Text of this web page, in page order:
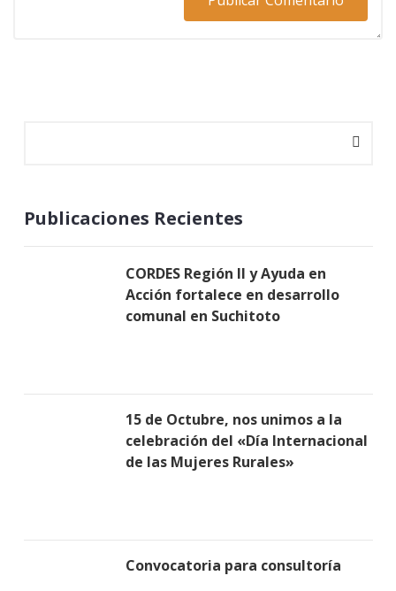
Publicaciones Recientes
CORDES Región II y Ayuda en
Acción fortalece en desarrollo
comunal en Suchitoto
15 de Octubre, nos unimos a la
celebración del «Día Internacional
de las Mujeres Rurales»
Convocatoria para consultoría